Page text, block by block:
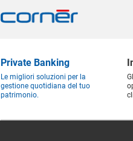
Private Banking
Le migliori soluzioni per la
gestione quotidiana del tuo
patrimonio.